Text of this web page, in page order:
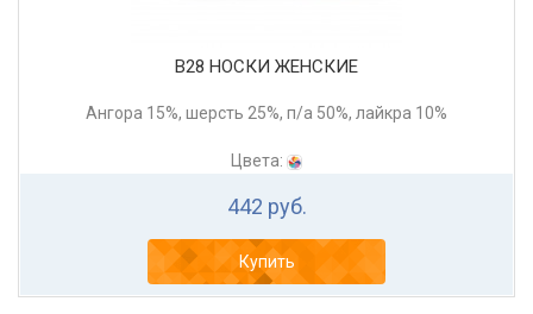
В28 НОСКИ ЖЕНСКИЕ
Ангора 15%, шерсть 25%, п/а 50%, лайкра 10%
Цвета:
442 руб.
Купить